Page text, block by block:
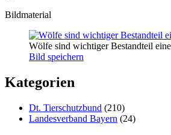
Bildmaterial
Wölfe sind wichtiger Bestandteil
Bild speichern
Kategorien
Dt. Tierschutzbund (210)
Landesverband Bayern (24)